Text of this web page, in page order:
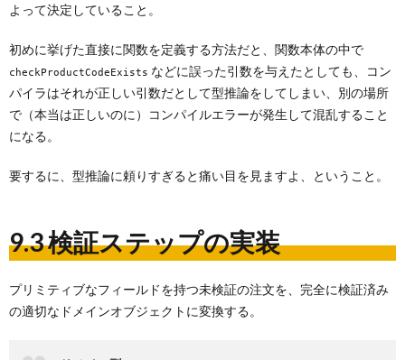
よって決定していること。
初めに挙げた直接に関数を定義する方法だと、関数本体の中で
checkProductCodeExists などに誤った引数を与えたとしても、コン
パイラはそれが正しい引数だとして型推論をしてしまい、別の場所
で（本当は正しいのに）コンパイルエラーが発生して混乱すること
になる。
要するに、型推論に頼りすぎると痛い目を見ますよ、ということ。
9.3 検証ステップの実装
プリミティブなフィールドを持つ未検証の注文を、完全に検証済み
の適切なドメインオブジェクトに変換する。